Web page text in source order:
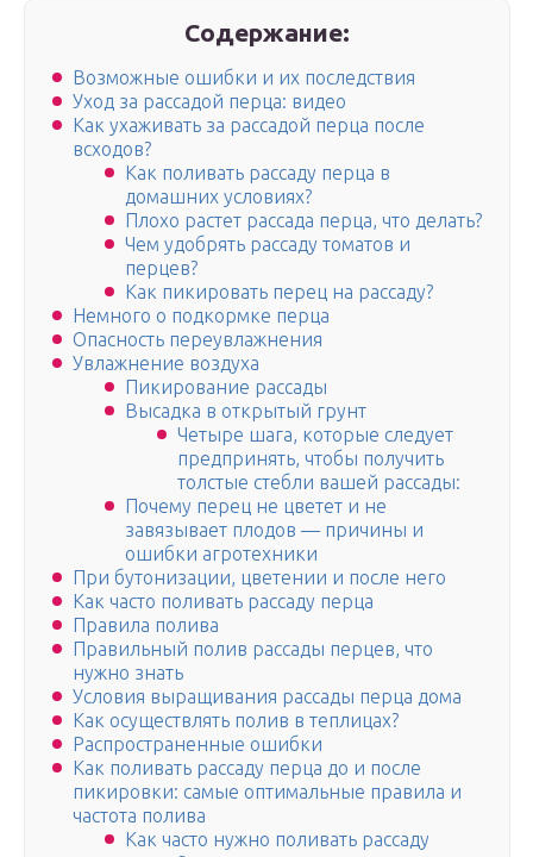
Содержание:
Возможные ошибки и их последствия
Уход за рассадой перца: видео
Как ухаживать за рассадой перца после
всходов?
Как поливать рассаду перца в
домашних условиях?
Плохо растет рассада перца, что делать?
Чем удобрять рассаду томатов и
перцев?
Как пикировать перец на рассаду?
Немного о подкормке перца
Опасность переувлажнения
Увлажнение воздуха
Пикирование рассады
Высадка в открытый грунт
Четыре шага, которые следует
предпринять, чтобы получить
толстые стебли вашей рассады:
Почему перец не цветет и не
завязывает плодов — причины и
ошибки агротехники
При бутонизации, цветении и после него
Как часто поливать рассаду перца
Правила полива
Правильный полив рассады перцев, что
нужно знать
Условия выращивания рассады перца дома
Как осуществлять полив в теплицах?
Распространенные ошибки
Как поливать рассаду перца до и после
пикировки: самые оптимальные правила и
частота полива
Как часто нужно поливать рассаду